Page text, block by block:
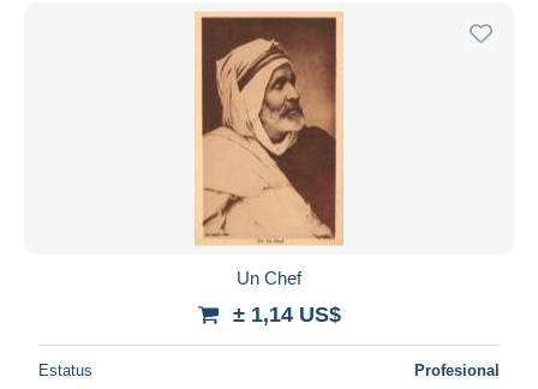
Un Chef
± 1,14 US$
Estatus Profesional